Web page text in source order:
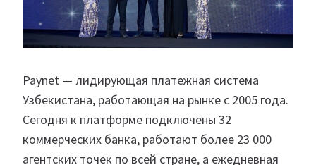
Paynet — лидирующая платежная система
Узбекистана, работающая на рынке с 2005 года.
Сегодня к платформе подключены 32
коммерческих банка, работают более 23 000
агентских точек по всей стране, а ежедневная